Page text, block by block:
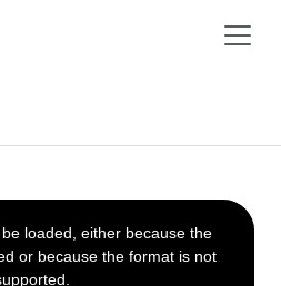
loaded, either because the
or because the format is not